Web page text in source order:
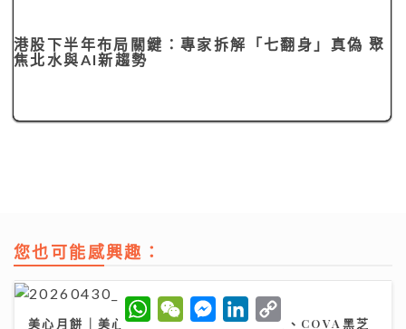
港股下半年布局關鍵：專家拆解「七翻身」真偽 聚
焦北水與AI新趨勢
您也可能感興趣：
美心月餅｜美心麻辣牛肉、XO醬豬肉月餅、COVA黑芝
W
h
W
e
M
e
L